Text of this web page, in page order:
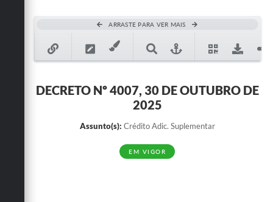
Mapa do Site
SIC
ARRASTE PARA VER MAIS
DECRETO Nº 4007, 30 DE OUTUBRO DE
2025
Assunto(s): Crédito Adic. Suplementar
EM VIGOR